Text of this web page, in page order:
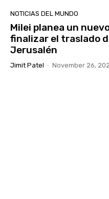
NOTICIAS DEL MUNDO
Milei planea un
finalizar el traslado
Jerusalén
Jimit Patel - November 26,